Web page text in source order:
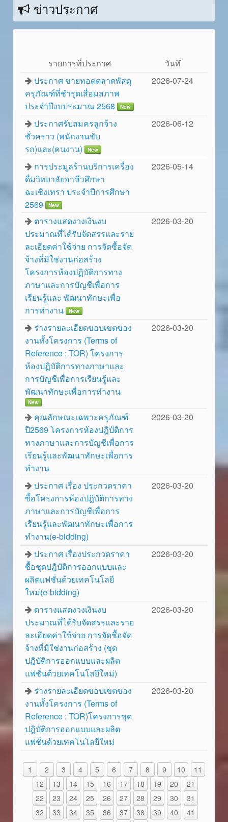
ข่าวประกาศ
รายการที่ประกาศ
วันทึ่
ประกาศ ขายทอดตลาดพัสดุ
ครุภัณฑ์ที่ชำรุดเสื่อมสภาพ
ประจำปีงบประมาณ 2568
New
2026-07-24
ประกาศรับสมครลูกจ้าง
ชั่วคราว (พนักงานขับ
รถ)และ(คนงาน)
New
2026-06-12
การประมูลร้านบริการเครื่อง
ดื่มวิทยาลัยอาชีวศึกษา
ฉะเชิงเทรา ประจำปีการศึกษา
2569
New
2026-05-14
ตารางแสดงวงเงินงบ
ประมาณที่ได้รับจัดสรรและราย
ละเอียดค่าใช้จ่าย การจัดซื้อจัด
จ้างที่มิใช่งานก่อสร้าง
โครงการห้องปฏิบัติการทาง
ภาษาและการบัญชีเพื่อการ
เรียนรู้และ พัฒนาทักษะเพื่อ
การทำงาน
New
2026-03-20
ร่างรายละเอียดขอบเขตของ
งานทั้งโครงการ (Terms of
Reference : TOR) โครงการ
ห้องปฏิบัติการทางภาษาและ
การบัญชีเพื่อการเรียนรู้และ
พัฒนาทักษะเพื่อการทำงาน
New
2026-03-20
คุณลักษณะเฉพาะครุภัณฑ์
ปี2569 โครงการห้องปฎิบัติการ
ทางภาษาและการบัญชีเพื่อการ
เรียนรู้และพัฒนาทักษะเพื่อการ
ทำงาน
2026-03-20
ประกาศ เรื่อง ประกวดราคา
ซื้อโครงการห้องปฎิบัติการทาง
ภาษาและการบัญชีเพื่อการ
เรียนรู้และพัฒนาทักษะเพื่อการ
ทำงาน(e-bidding)
2026-03-20
ประกาศ เรื่องประกวดราคา
ซื้อชุดปฎิบัติการออกแบบและ
ผลิตแฟชั่นด้วยเทคโนโลยี
ใหม่(e-bidding)
2026-03-20
ตารางแสดงวงเงินงบ
ประมาณที่ได้รับจัดสรรและราย
ละเอียดค่าใช้จ่าย การจัดซื้อจัด
จ้างที่มิใช่งานก่อสร้าง (ชุด
ปฎิบัติการออกแบบและผลิต
แฟชั่นด้วยเทคโนโลยีใหม่)
2026-03-20
ร่างรายละเอียดขอบเขตของ
งานทั้งโครงการ (Terms of
Reference : TOR)โครงการชุด
ปฎิบัติการออกแบบและผลิต
แฟชั่นด้วยเทคโนโลยีใหม่
2026-03-20
1 2 3 4 5 6 7 8 9 10
11
12
13 14 15 16 17 18 19 20
21
22
23 24 25 26 27 28 29 30
31
32
33 34 35 36 37 38 39 40
41